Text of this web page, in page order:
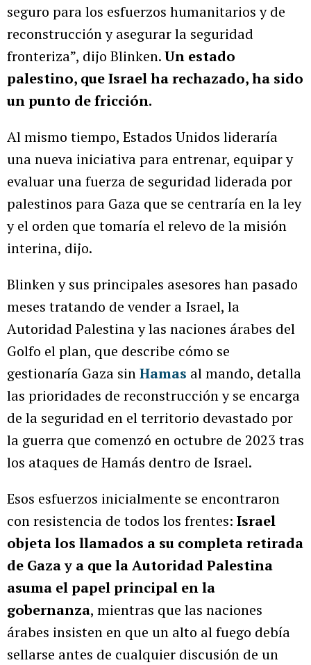
seguro para los esfuerzos humanitarios y de
reconstrucción y asegurar la seguridad
fronteriza”, dijo Blinken.Un estado
palestino, que Israel ha rechazado, ha sido
un punto de fricción.
Al mismo tiempo, Estados Unidos lideraría
una nueva iniciativa para entrenar, equipar y
evaluar una fuerza de seguridad liderada por
palestinos para Gaza que se centraría en la ley
y el orden que tomaría el relevo de la misión
interina, dijo.
Blinken y sus principales asesores han pasado
meses tratando de vender a Israel, la
Autoridad Palestina y las naciones árabes del
Golfo el plan, que describe cómo se
gestionaría Gaza sinHamas al mando, detalla
las prioridades de reconstrucción y se encarga
de la seguridad en el territorio devastado por
la guerra que comenzó en octubre de 2023 tras
los ataques de Hamás dentro de Israel.
Esos esfuerzos inicialmente se encontraron
con resistencia de todos los frentes: Israel
objeta los llamados a su completa retirada
de Gaza y a que la Autoridad Palestina
asuma el papel principal en la
gobernanza, mientras que las naciones
árabes insisten en que un alto al fuego debía
sellarse antes de cualquier discusión de un